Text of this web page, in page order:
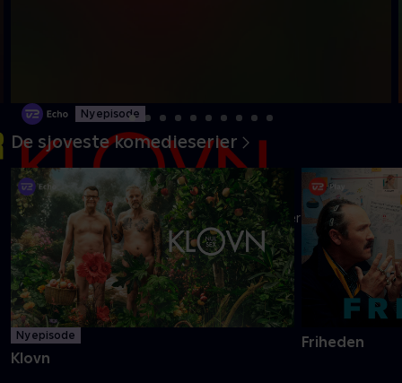
Ny episode
Danmarks pinligste makkerpar Frank og Casper navigerer livet
med tvivlsom succes
Mere info
De sjoveste komedieserier
Ny episode
Klovn
Friheden